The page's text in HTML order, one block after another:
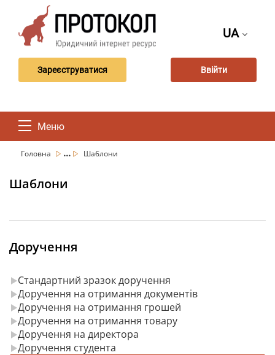
UA
Зареєструватися Ввійти
Меню
Головна ... Шаблони
Шаблони
Доручення
Стандартний зразок доручення
Доручення на отримання документів
Доручення на отримання грошей
Доручення на отримання товару
Доручення на директора
Доручення студента